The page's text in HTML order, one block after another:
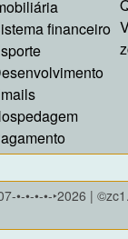
financeiro
•-•-•-•-‣2026 |